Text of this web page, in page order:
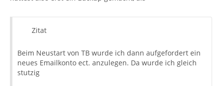
Zitat
Beim Neustart von TB wurde ich dann aufgefordert ein
neues Emailkonto ect. anzulegen. Da wurde ich gleich
stutzig